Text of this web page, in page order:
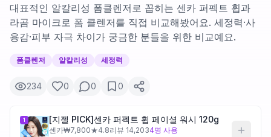
나의 스킨케어
대화 이력
대표적인 알칼리성 폼클렌저로 꼽히는 센카 퍼펙트 휩과
라곰 마이크로 폼 클렌저를 직접 비교해봤어요. 세정력·사
용감·피부 자극 차이가 궁금한 분들을 위한 비교예요.
폼클렌저 알칼리성 세정력
234 0 0 0
1 [지젤 PICK]센카 퍼펙트 휩 페이셜 워시 120g
센카₩7,800★4.8리뷰 14,2034명 사용